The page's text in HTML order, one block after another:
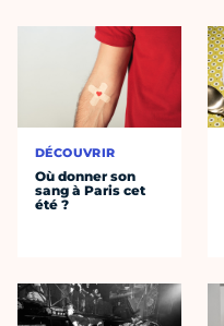
DÉCOUVRIR
Où donner son
sang à Paris cet
été ?